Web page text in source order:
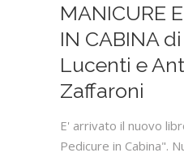
MANICURE
IN CABINA
Lucenti e
Zaffaroni
E' arrivato il nuovo
Pedicure in Cabina".